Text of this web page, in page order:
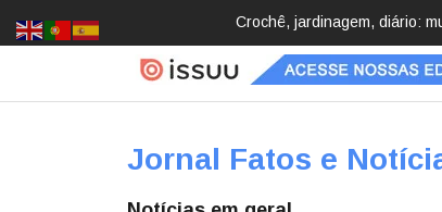
hobbies para desacelerar Brasil registra 84,2 mil
Pública
Jornal Fatos e